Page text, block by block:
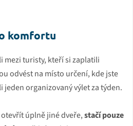
komfortu
mezi turisty, kteří si zaplatili
odvést na místo určení, kde jste
organizovaný výlet za týden.
úplně jiné dveře,stačí pouze